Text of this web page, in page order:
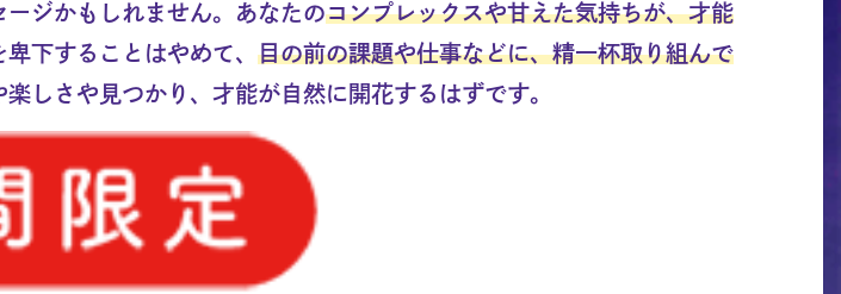
ージかもしれません。あなたのコンプレックスや甘えた気持ちが、才能
下することはやめて、 目の前の課題や仕事などに、精一杯取り組んで
しさや見つかり、才能が自然に開花するはずです。